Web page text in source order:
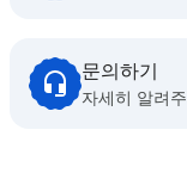
문의하기
자세히 알려